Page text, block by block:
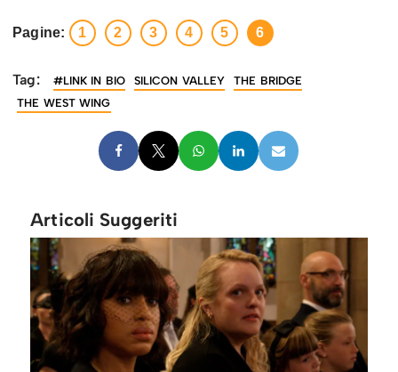
Pagine: 1 2 3 4 5 6
Tag: #LINK IN BIO SILICON VALLEY
THE BRIDGE
THE WEST WING
Articoli Suggeriti